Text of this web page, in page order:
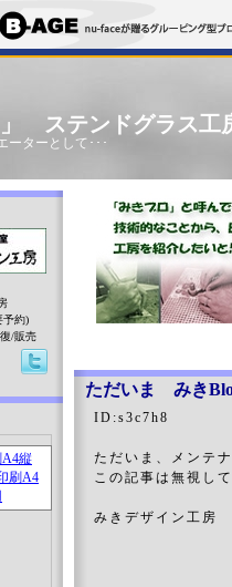
」 ステンドグラス工
ターとして･･･
ただいま みき
ID:s3c7h8
ただいま、メンテ
この記事は無視し
みきデザイン工房
予約)
/販売